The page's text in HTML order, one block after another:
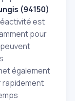
(94150)
est
pour
également
rapidement